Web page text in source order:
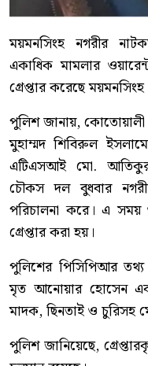
ময়মনসিংহ নগরীর
একাধিক মামলার
গ্রেপ্তার করেছে
পুলিশ জানায়, কোতোয়ালী
মুহাম্মদ শিবিরুল
এটিএসআই মো. আতিকুর
চৌকস দল বুধবার
পরিচালনা করে। এ
গ্রেপ্তার করা হয়।
পুলিশের পিসিপিআর
মৃত আনোয়ার হোসেন
মাদক, ছিনতাই ও চুরিসহ
পুলিশ জানিয়েছে,